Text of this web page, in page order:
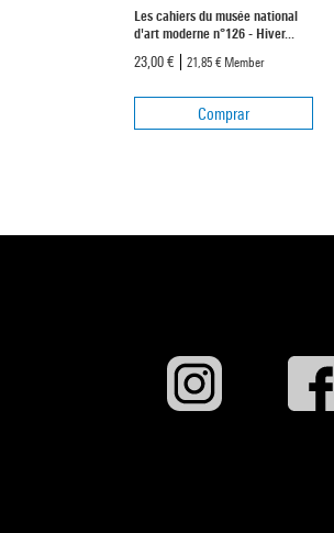
Les cahiers du musée national
d'art moderne n°126 - Hiver...
23,00 €
21,85 € Member
Comprar